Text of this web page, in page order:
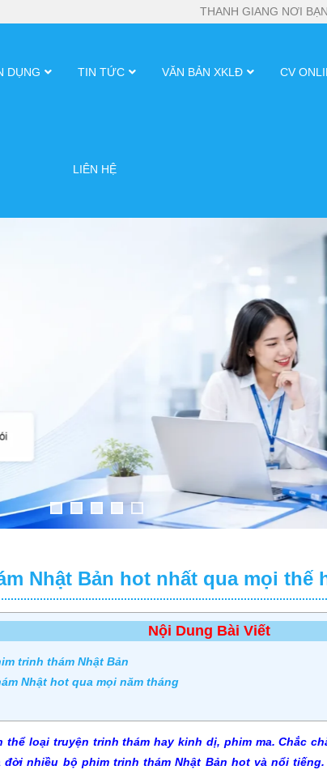
THANH GIANG NƠI
DỤNG TIN TỨC VĂN BẢN XKLĐ CV
LIÊN HỆ
Nhật Bản hot nhất qua mọi thế
Nội Dung Bài Viết
trinh thám Nhật Bản
Nhật hot qua mọi năm tháng
thể loại truyện trinh thám hay kinh dị, phim ma. Chắc
đời nhiều bộ phim trinh thám Nhật Bản hot và nổi